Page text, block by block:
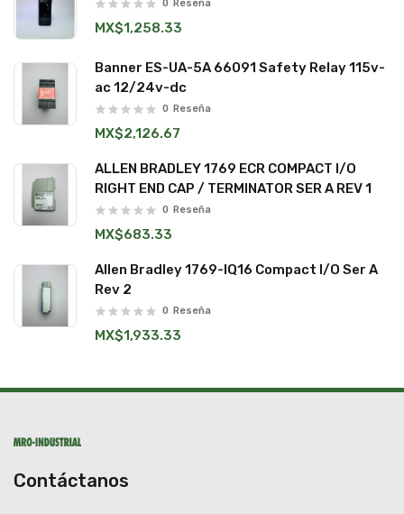
0 Reseña
MX$1,258.33
Banner ES-UA-5A 66091 Safety Relay 115v-
ac 12/24v-dc
0 Reseña
MX$2,126.67
ALLEN BRADLEY 1769 ECR COMPACT I/O
RIGHT END CAP / TERMINATOR SER A REV 1
0 Reseña
MX$683.33
Allen Bradley 1769-IQ16 Compact I/O Ser A
Rev 2
0 Reseña
MX$1,933.33
Contáctanos